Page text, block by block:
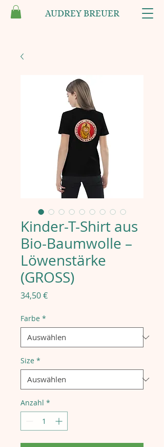
AUDREY BREUER
Kinder-T-Shirt aus
Bio-Baumwolle –
Löwenstärke
(GROSS)
34,50 €Preis
Farbe *
Size *
Anzahl *